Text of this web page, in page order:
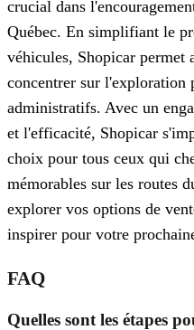
crucial dans
Québec. En simplifiant le
véhicules, Shopicar permet
concentrer sur l'exploration
administratifs. Avec un
et l'efficacité, Shopicar
choix pour tous ceux qui
mémorables sur les routes
explorer vos options de
inspirer pour votre
FAQ
Quelles sont les étapes